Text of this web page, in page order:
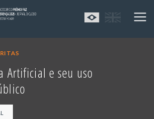
Artificial e seu uso